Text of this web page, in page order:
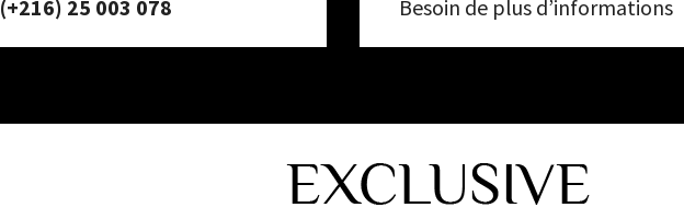
(+216) 25 003 078 Besoin de plus d’informations